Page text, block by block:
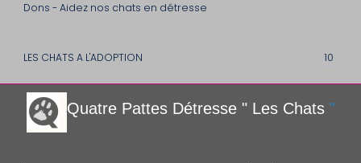
Dons - Aidez nos chats en détresse
LES CHATS A L'ADOPTION 10
Quatre Pattes Détresse " Les Chats "